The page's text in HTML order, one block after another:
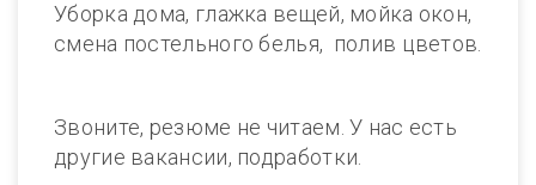
Уборка дома, глажка вещей, мойка окон,
смена постельного белья, полив цветов.
Звоните, резюме не читаем. У нас есть
другие вакансии, подработки.